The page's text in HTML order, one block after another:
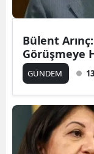
Bülent
Görüşmeye
GÜNDEM